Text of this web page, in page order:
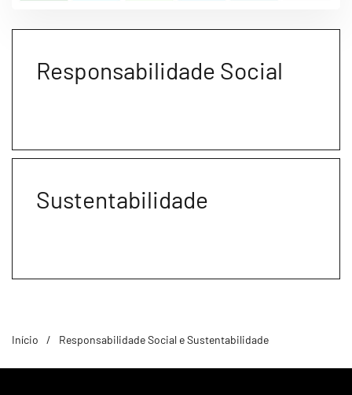
Responsabilidade Social
Sustentabilidade
Início Responsabilidade Social e Sustentabilidade